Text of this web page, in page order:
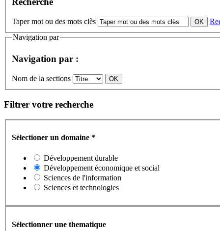
Taper mot ou des mots clès
Navigation par
Navigation par :
Nom de la sections
Filtrer votre recherche
Sélectioner un domaine *
Développement durable
Développement économique et social
Sciences de l'information
Sciences et technologies
Sélectionner une thematique